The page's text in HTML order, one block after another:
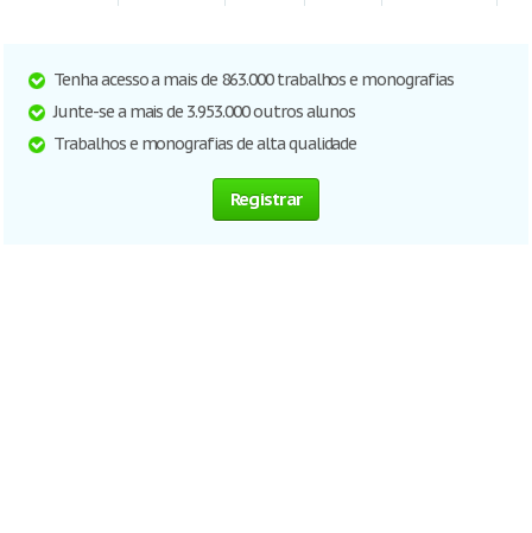
Tenha acesso a mais de 863.000 trabalhos e monografias
Junte-se a mais de 3.953.000 outros alunos
Trabalhos e monografias de alta qualidade
Registrar